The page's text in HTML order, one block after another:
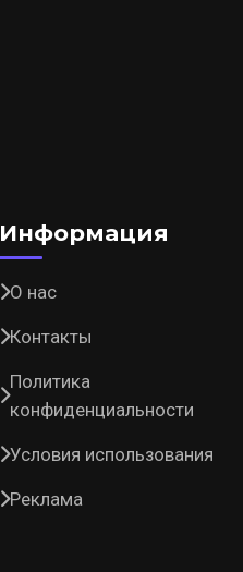
Информация
О нас
Контакты
Политика
конфиденциальности
Условия использования
Реклама